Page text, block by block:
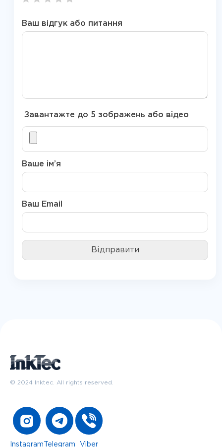
Ваш відгук або питання
Завантажте до 5 зображень або відео
Ваше ім’я
Ваш Email
© 2024 Inktec. All rights reserved.
Instagram Telegram Viber